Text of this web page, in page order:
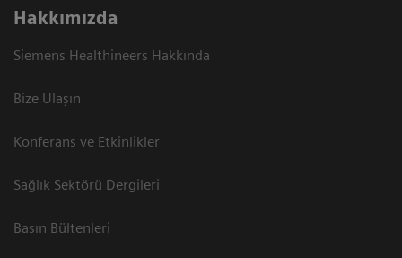
Hakkımızda
Siemens Healthineers Hakkında
Bize Ulaşın
Konferans ve Etkinlikler
Sağlık Sektörü Dergileri
Basın Bültenleri